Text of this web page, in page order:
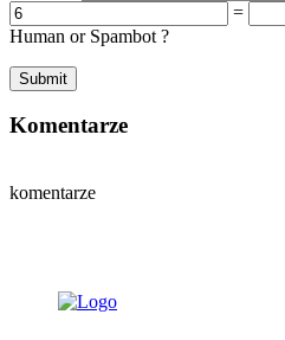
=
Human or Spambot ?
Komentarze
komentarze